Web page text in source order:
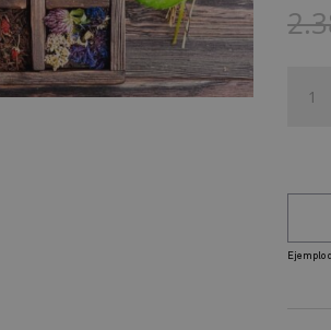
5 en